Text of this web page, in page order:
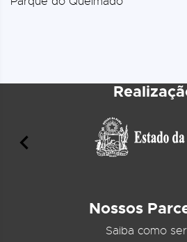
Nossos
Saiba como